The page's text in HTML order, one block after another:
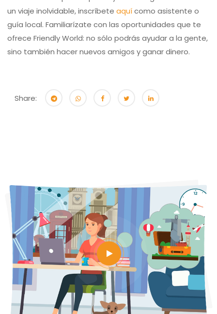
un viaje inolvidable, inscríbete aquícomo asistente o
guía local. Familiarízate con las oportunidades que te
ofrece Friendly World: no sólo podrás ayudar a la gente,
sino también hacer nuevos amigos y ganar dinero.
Share: